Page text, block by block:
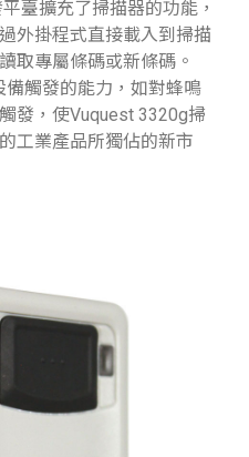
臺擴充了掃描器的功能，
外掛程式直接載入到掃描
取專屬條碼或新條碼。
觸發的能力，如對蜂鳴
發，使Vuquest 3320g掃
工業產品所獨佔的新市